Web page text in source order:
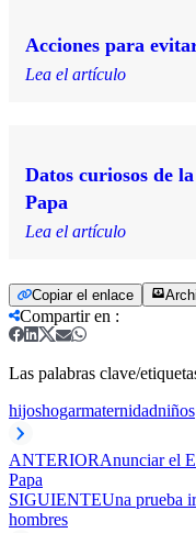
Acciones para
Lea el artículo
Datos curiosos de
Papa
Lea el artículo
Copiar el enlace
Compartir en :
Las palabras clave/
hijoshogarmaternidadniños
ANTERIORAnunciar el
Papa
SIGUIENTEUna prueba
hombres